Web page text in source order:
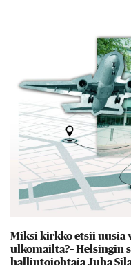
Miksi kirkko etsii uusia
ulkomailta?– Helsingin
hallintojohtaja Juha